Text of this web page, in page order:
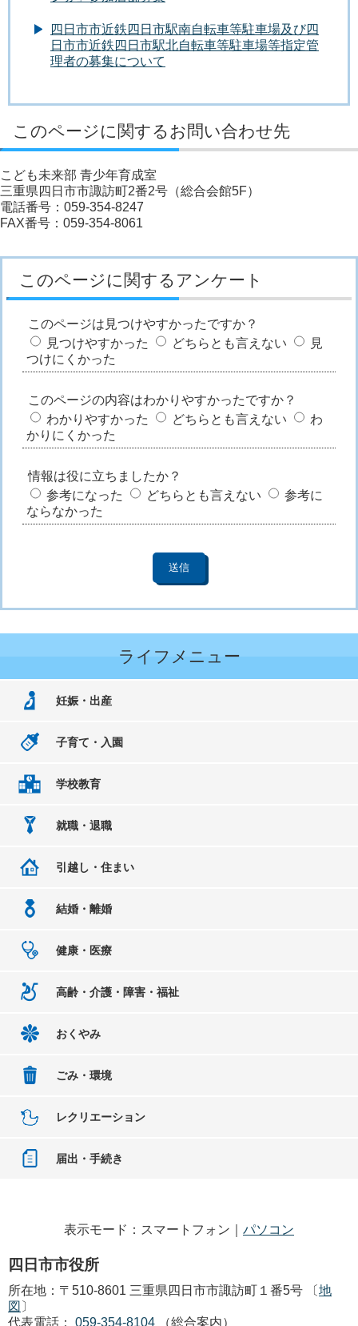
四日市市近鉄四日市駅南自転車等駐車場及び四
日市市近鉄四日市駅北自転車等駐車場等指定管
理者の募集について
このページに関するお問い合わせ先
こども未来部 青少年育成室
三重県四日市市諏訪町2番2号（総合会館5F）
電話番号：059-354-8247
FAX番号：059-354-8061
このページに関するアンケート
このページは見つけやすかったですか？
見つけやすかった
どちらとも言えない
見
つけにくかった
このページの内容はわかりやすかったですか？
わかりやすかった
どちらとも言えない
わ
かりにくかった
情報は役に立ちましたか？
参考になった
どちらとも言えない
参考に
ならなかった
ライフメニュー
妊娠・出産
子育て・入園
学校教育
就職・退職
引越し・住まい
結婚・離婚
健康・医療
高齢・介護・障害・福祉
おくやみ
ごみ・環境
レクリエーション
届出・手続き
表示モード：スマートフォン｜ パソコン
四日市市役所
所在地：〒510-8601 三重県四日市市諏訪町１番5号 〔 地
図 〕
代表電話：
059-354-8104 （総合案内）